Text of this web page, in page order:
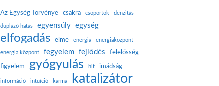
Az Egység Törvénye csakra csoportok denzitás
duplázó hatás egyensúly egység
elfogadás elme energia energiaközpont
energia központ fegyelem fejlődés
felelősség
figyelem
gyógyulás hit imádság
információ intuíció karma katalizátor